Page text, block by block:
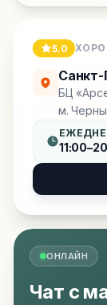
5.0
Санкт-
БЦ
м.
ОНЛАЙН
Чат с